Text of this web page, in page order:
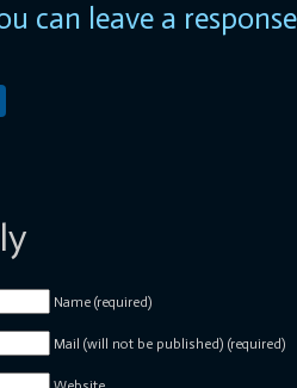
can leave a response
Name (required)
Mail (will not be published) (required)